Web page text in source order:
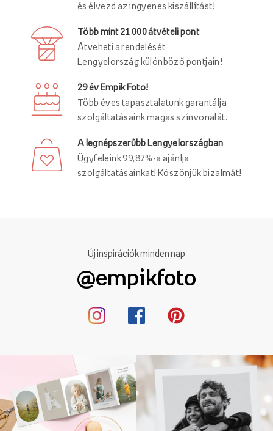
és élvezd az ingyenes kiszállítást!
Több mint 21 000 átvételi pont
Átveheti a rendelését
Lengyelország különböző pontjain!
29 év Empik Foto!
Több éves tapasztalatunk garantálja
szolgáltatásaink magas színvonalát.
A legnépszerűbb Lengyelországban
Ügyfeleink 99,87%-a ajánlja
szolgáltatásainkat! Köszönjük bizalmát!
Új inspirációk minden nap
@empikfoto